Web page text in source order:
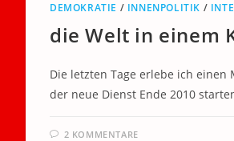
DEMOKRATIE / INNENPOLITIK /
die Welt in einem
Die letzten Tage erlebe ich einen
der neue Dienst Ende 2010
2 KOMMENTARE